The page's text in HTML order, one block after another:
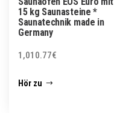
15 kg Saunasteine *
Saunatechnik made in
Germany
1,010.77€
Hör zu